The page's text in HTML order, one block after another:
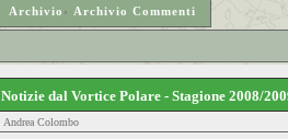
Archivio › Archivio Commenti
Notizie dal Vortice Polare - Stagione 2008/
Andrea Colombo